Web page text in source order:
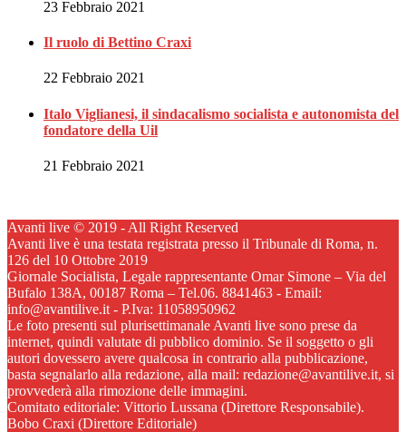
23 Febbraio 2021
Il ruolo di Bettino Craxi
22 Febbraio 2021
Italo Viglianesi, il sindacalismo socialista e autonomista del
fondatore della Uil
21 Febbraio 2021
Avanti live © 2019 - All Right Reserved
Avanti live è una testata registrata presso il Tribunale di Roma, n.
126 del 10 Ottobre 2019
Giornale Socialista, Legale rappresentante Omar Simone – Via del
Bufalo 138A, 00187 Roma – Tel.06. 8841463 - Email:
info@avantilive.it - P.Iva: 11058950962
Le foto presenti sul plurisettimanale Avanti live sono prese da
internet, quindi valutate di pubblico dominio. Se il soggetto o gli
autori dovessero avere qualcosa in contrario alla pubblicazione,
basta segnalarlo alla redazione, alla mail: redazione@avantilive.it, si
provvederà alla rimozione delle immagini.
Comitato editoriale: Vittorio Lussana (Direttore Responsabile).
Bobo Craxi (Direttore Editoriale)